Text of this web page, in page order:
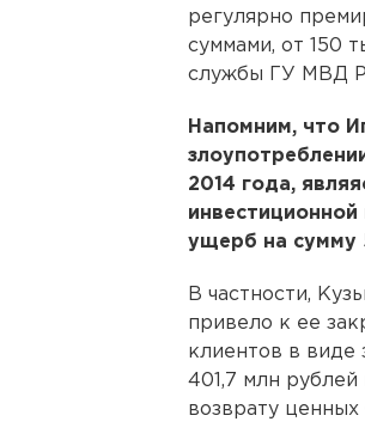
регулярно
суммами, от 150
службы ГУ МВД
Напомним, что
2014 года,
ущерб на сумму
В частности,
привело к ее
клиентов в виде
401,7 млн рублей
возврату ценных